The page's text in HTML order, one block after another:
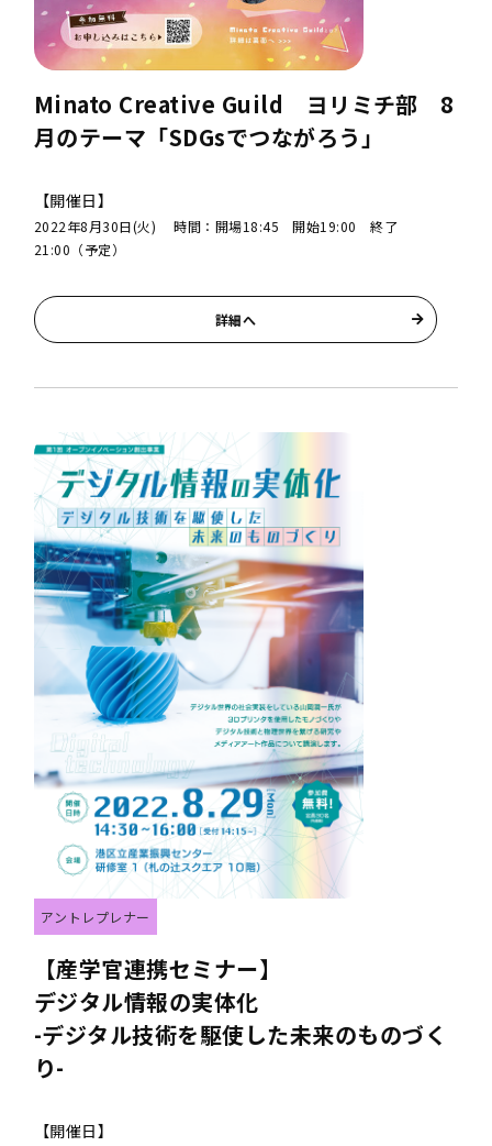
Minato Creative Guild ヨリミチ部 8
月のテーマ「SDGsでつながろう」
【開催日】
2022年8月30日(火) 時間：開場18:45 開始19:00 終了
21:00（予定）
詳細へ
アントレプレナー
【産学官連携セミナー】
デジタル情報の実体化
-デジタル技術を駆使した未来のものづく
り-
【開催日】